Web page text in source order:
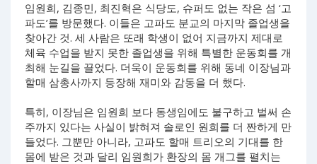
임원희, 김종민, 최진혁은 식당도, 슈퍼도 없는 작은 섬 ‘고
파도’를 방문했다. 이들은 고파도 분교의 마지막 졸업생을
찾아간 것. 세 사람은 또래 학생이 없어 지금까지 제대로
체육 수업을 받지 못한 졸업생을 위해 특별한 운동회를 개
최해 눈길을 끌었다. 더욱이 운동회를 위해 동네 이장님과
할매 삼총사까지 등장해 재미와 감동을 더 했다.
특히, 이장님은 임원희 보다 동생임에도 불구하고 벌써 손
주까지 있다는 사실이 밝혀져 솔로인 원희를 더 짠하게 만
들었다. 그뿐만 아니라, 고파도 할매 트리오의 기대를 한
몸에 받은 것과 달리 임원희가 환장의 몸 개그를 펼치는